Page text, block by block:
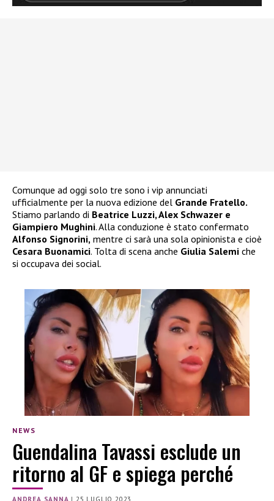
Comunque ad oggi solo tre sono i vip annunciati
ufficialmente per la nuova edizione del Grande Fratello.
Stiamo parlando di Beatrice Luzzi, Alex Schwazer e
Giampiero Mughini. Alla conduzione è stato confermato
Alfonso Signorini, mentre ci sarà una sola opinionista e cioè
Cesara Buonamici. Tolta di scena anche Giulia Salemi che
si occupava dei social.
NEWS
Guendalina Tavassi esclude un
ritorno al GF e spiega perché
ANDREA SANNA |25 LUGLIO 2023